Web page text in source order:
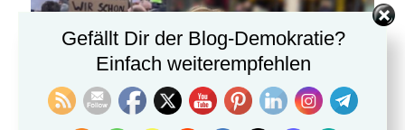
Gefällt Dir der Blog-Demokratie?
Einfach weiterempfehlen